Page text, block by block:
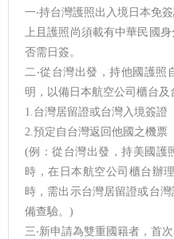
一‧持台灣護照出入境日本免
上且護照尚須載有中華民國
否需日簽。
二‧從台灣出發，持他國護照
明，以備日本航空公司櫃台及
1.台灣居留證或台灣入境簽證
2.預定自台灣返回他國之機票
(例：從台灣出發，持美國護
時，在日本航空公司櫃台辦
時，需出示台灣居留證或台
備查驗。)
三‧新申請為雙重國籍者，首